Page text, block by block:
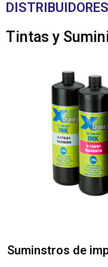
Tintas y
Suminstros de